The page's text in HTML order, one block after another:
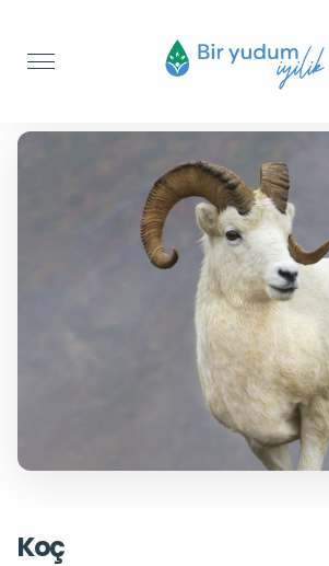
Akika Kurbanı
Koç